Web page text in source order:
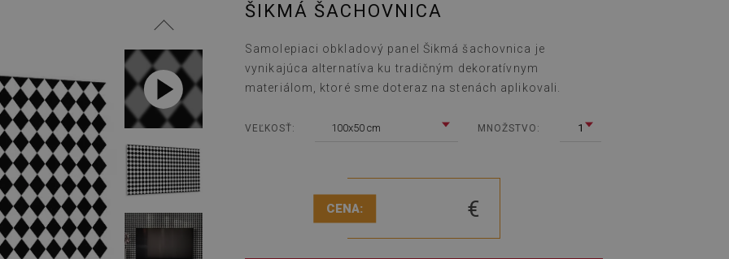
ŠIKMÁ ŠACHOVNICA
Samolepiaci obkladový panel Šikmá šachovnica je
vynikajúca alternatíva ku tradičným dekoratívnym
materiálom, ktoré sme doteraz na stenách aplikovali.
VEĽKOSŤ: 100x50 cm MNOŽSTVO: 1
CENA: €